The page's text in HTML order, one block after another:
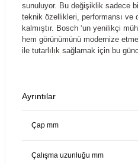
714,00 TL
sunuluyor. Bu değişiklik sadece
teknik özellikleri, performansı ve
kalmıştır. Bosch ‘un yenilikçi
hem görünümünü modernize
ile tutarlılık sağlamak için bu
Ayrıntılar
Çap mm
Çalışma uzunluğu mm